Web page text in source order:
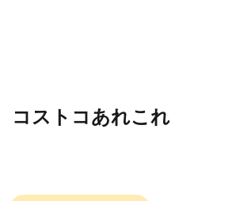
コストコあれこれ